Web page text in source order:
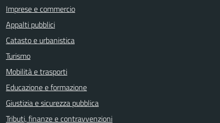
Imprese e commercio
Appalti pubblici
Catasto e urbanistica
Turismo
Mobilità e trasporti
Educazione e formazione
Giustizia e sicurezza pubblica
Tributi, finanze e contravvenzioni